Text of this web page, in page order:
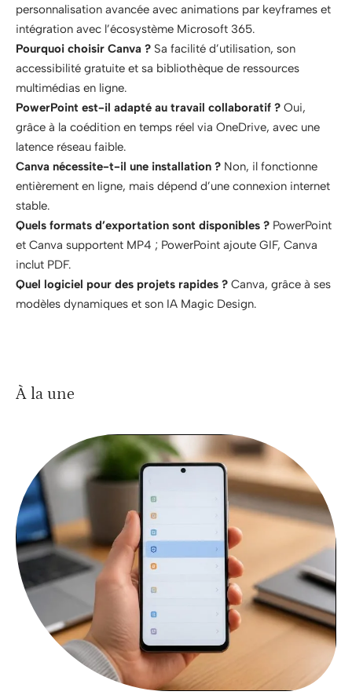
personnalisation avancée avec animations par keyframes et
intégration avec l’écosystème Microsoft 365.
Pourquoi choisir Canva ? Sa facilité d’utilisation, son
accessibilité gratuite et sa bibliothèque de ressources
multimédias en ligne.
PowerPoint est-il adapté au travail collaboratif ? Oui,
grâce à la coédition en temps réel via OneDrive, avec une
latence réseau faible.
Canva nécessite-t-il une installation ? Non, il fonctionne
entièrement en ligne, mais dépend d’une connexion internet
stable.
Quels formats d’exportation sont disponibles ? PowerPoint
et Canva supportent MP4 ; PowerPoint ajoute GIF, Canva
inclut PDF.
Quel logiciel pour des projets rapides ? Canva, grâce à ses
modèles dynamiques et son IA Magic Design.
À la une